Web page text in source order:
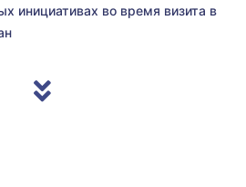
инициативах во время визита в